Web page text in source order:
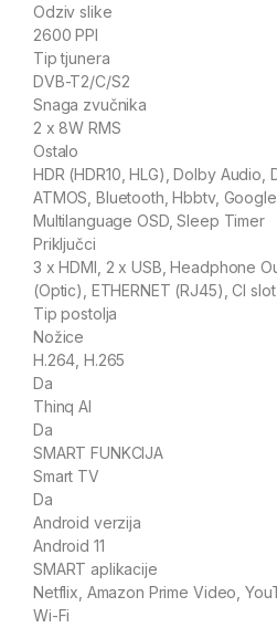
Odziv slike
2600 PPI
Tip tjunera
DVB-T2/C/S2
Snaga zvučnika
2 x 8W RMS
Ostalo
HDR (HDR10, HLG), Dolby
ATMOS, Bluetooth, Hbbtv,
Multilanguage OSD, Sleep Timer
Priključci
3 x HDMI, 2 x USB, Headphone
(Optic), ETHERNET (RJ45), Cl slot
Tip postolja
Nožice
H.264, H.265
Da
Thinq Al
Da
SMART FUNKCIJA
Smart TV
Da
Android verzija
Android 11
SMART aplikacije
Netflix, Amazon Prime Video,
Wi-Fi